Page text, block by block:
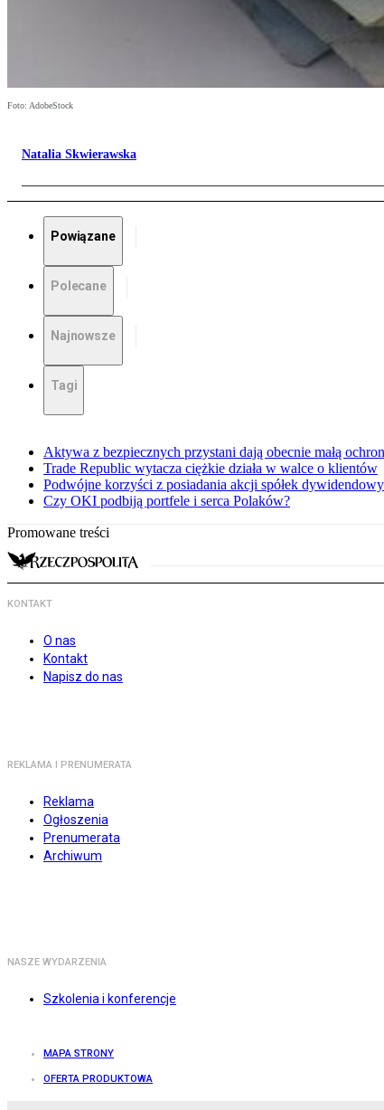
Foto: AdobeStock
Natalia Skwierawska
Powiązane
Polecane
Najnowsze
Tagi
Aktywa z bezpiecznych przystani dają obecnie małą
Trade Republic wytacza ciężkie działa w walce o klientów
Podwójne korzyści z posiadania akcji spółek
Czy OKI podbiją portfele i serca Polaków?
Promowane treści
KONTAKT
O nas
Kontakt
Napisz do nas
REKLAMA I PRENUMERATA
Reklama
Ogłoszenia
Prenumerata
Archiwum
NASZE WYDARZENIA
Szkolenia i konferencje
MAPA STRONY
OFERTA PRODUKTOWA